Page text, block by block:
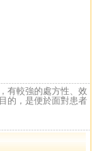
有較強的處方性、效
的，是便於面對患者